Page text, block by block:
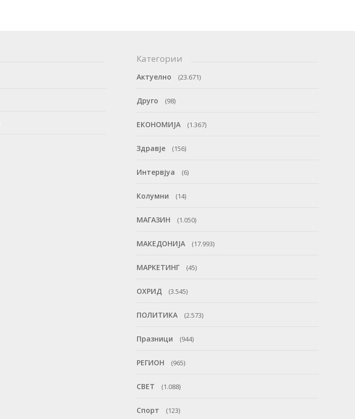
Категории
Актуелно (23.671)
Друго (98)
ЕКОНОМИЈА (1.367)
Здравје (156)
Интервјуа (6)
Колумни (14)
МАГАЗИН (1.050)
МАКЕДОНИЈА (17.993)
МАРКЕТИНГ (45)
ОХРИД (3.545)
ПОЛИТИКА (2.573)
Празници (944)
РЕГИОН (965)
СВЕТ (1.088)
Спорт (123)